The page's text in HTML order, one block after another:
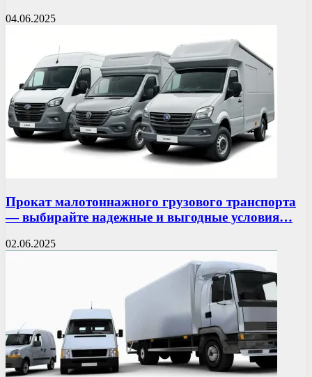
04.06.2025
Прокат малотоннажного грузового транспорта
— выбирайте надежные и выгодные условия…
02.06.2025